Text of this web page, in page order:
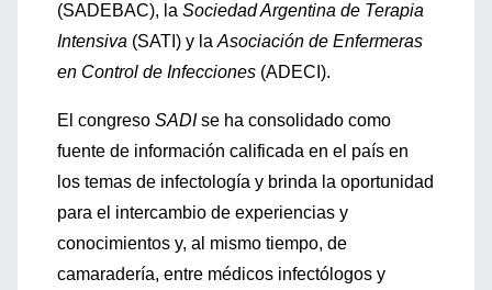
(SADEBAC), la Sociedad Argentina de Terapia
Intensiva (SATI) y la Asociación de Enfermeras
en Control de Infecciones (ADECI).
El congreso SADIse ha consolidado como
fuente de información calificada en el país en
los temas de infectología y brinda la oportunidad
para el intercambio de experiencias y
conocimientos y, al mismo tiempo, de
camaradería, entre médicos infectólogos y